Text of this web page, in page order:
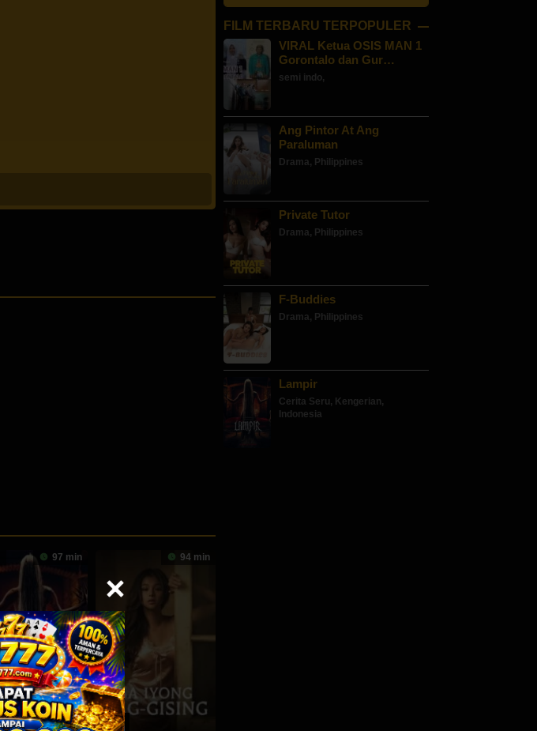
97 min 94 min
HD
FILM TERBARU TERPOPULER
VIRAL Ketua OSIS MAN 1
Gorontalo dan Gur…
semi indo,
Ang Pintor At Ang
Paraluman
Drama, Philippines
Private Tutor
Drama, Philippines
F-Buddies
Drama, Philippines
Lampir
Cerita Seru, Kengerian,
Indonesia